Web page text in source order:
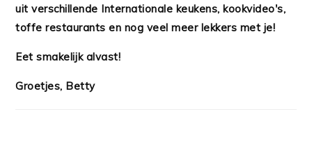
uit verschillende Internationale keukens, kookvideo's,
toffe restaurants en nog veel meer lekkers met je!
Eet smakelijk alvast!
Groetjes, Betty